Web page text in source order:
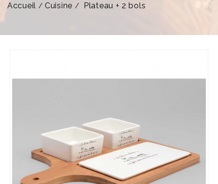
Accueil Cuisine Plateau + 2 bols